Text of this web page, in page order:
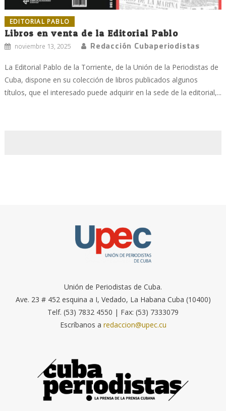
EDITORIAL PABLO
Libros en venta de la Editorial Pablo
noviembre 13, 2025 Redacción Cubaperiodistas
La Editorial Pablo de la Torriente, de la Unión de la Periodistas de
Cuba, dispone en su colección de libros publicados algunos
títulos, que el interesado puede adquirir en la sede de la editorial,...
Unión de Periodistas de Cuba.
Ave. 23 # 452 esquina a I, Vedado, La Habana Cuba (10400)
Telf. (53) 7832 4550 | Fax: (53) 7333079
Escríbanos a redaccion@upec.cu